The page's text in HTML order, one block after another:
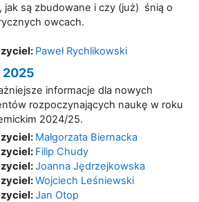
jak są zbudowane i czy (już) śnią o
owcach.
Paweł Rychlikowski
2025
informacje dla nowych
rozpoczynających naukę w roku
2024/25.
Małgorzata Biernacka
Filip Chudy
Joanna Jędrzejkowska
Wojciech Leśniewski
Jan Otop